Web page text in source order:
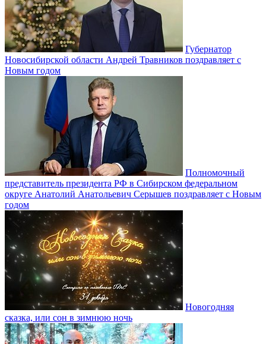
Губернатор
Новосибирской области Андрей Травников поздравляет с
Новым годом
Полномочный
представитель президента РФ в Сибирском федеральном
округе Анатолий Анатольевич Серышев поздравляет с Новым
годом
Новогодняя
сказка, или сон в зимнюю ночь